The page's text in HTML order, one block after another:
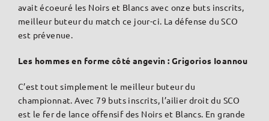
avait écoeuré les Noirs et Blancs avec onze buts inscrits,
meilleur buteur du match ce jour-ci. La défense du SCO
est prévenue.
Les hommes en forme côté angevin : Grigorios Ioannou
C’est tout simplement le meilleur buteur du
championnat. Avec 79 buts inscrits, l’ailier droit du SCO
est le fer de lance offensif des Noirs et Blancs. En grande